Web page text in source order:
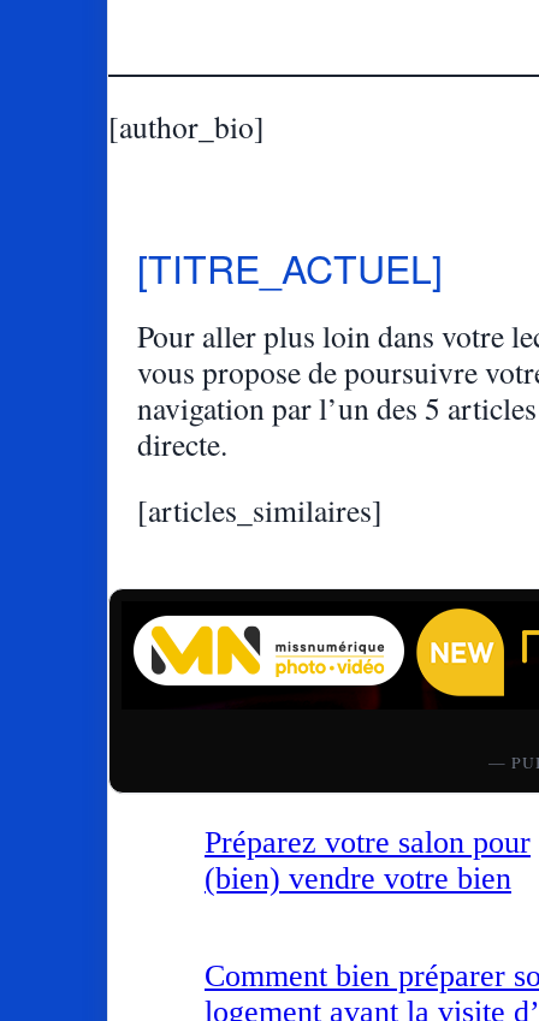
[author_bio]
[TITRE_ACTUEL]
Pour aller plus loin dans votre
vous propose de poursuivre
navigation par l’un des 5
directe.
[articles_similaires]
—
Préparez votre salon pour
(bien) vendre votre bien
Comment bien préparer
logement avant la visite